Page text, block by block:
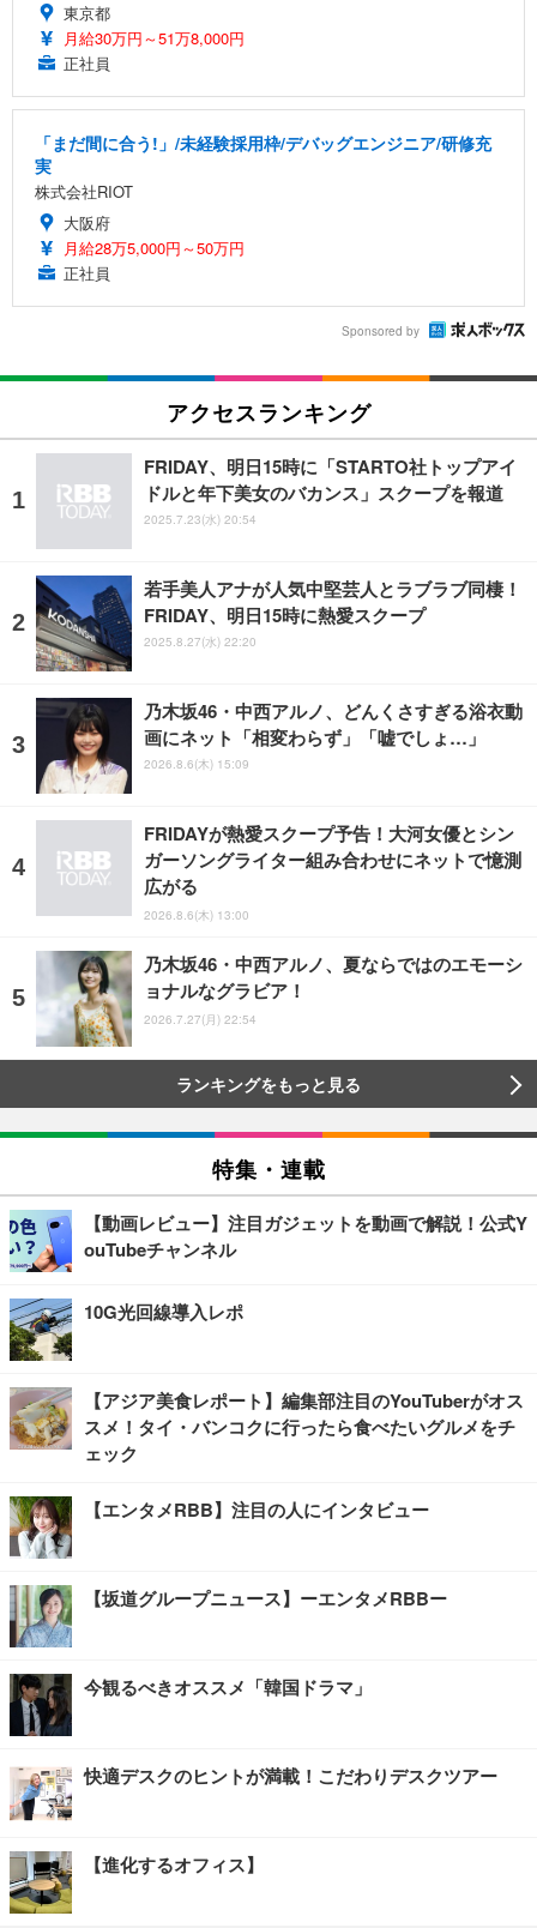
東京都
月給30万円～51万8,000円
正社員
「まだ間に合う!」/未経験採用枠/デバッグエンジニア/研修充
実
株式会社RIOT
大阪府
月給28万5,000円～50万円
正社員
Sponsored by
アクセスランキング
FRIDAY、明日15時に「STARTO社トップアイ
ドルと年下美女のバカンス」スクープを報道
2025.7.23(水) 20:54
若手美人アナが人気中堅芸人とラブラブ同棲！
FRIDAY、明日15時に熱愛スクープ
2025.8.27(水) 22:20
乃木坂46・中西アルノ、どんくさすぎる浴衣動
画にネット「相変わらず」「嘘でしょ…」
2026.8.6(木) 15:09
FRIDAYが熱愛スクープ予告！大河女優とシン
ガーソングライター組み合わせにネットで憶測
広がる
2026.8.6(木) 13:00
乃木坂46・中西アルノ、夏ならではのエモーシ
ョナルなグラビア！
2026.7.27(月) 22:54
ランキングをもっと見る
特集・連載
【動画レビュー】注目ガジェットを動画で解説！公式Y
ouTubeチャンネル
10G光回線導入レポ
【アジア美食レポート】編集部注目のYouTuberがオス
スメ！タイ・バンコクに行ったら食べたいグルメをチ
ェック
【エンタメRBB】注目の人にインタビュー
【坂道グループニュース】ーエンタメRBBー
今観るべきオススメ「韓国ドラマ」
快適デスクのヒントが満載！こだわりデスクツアー
【進化するオフィス】